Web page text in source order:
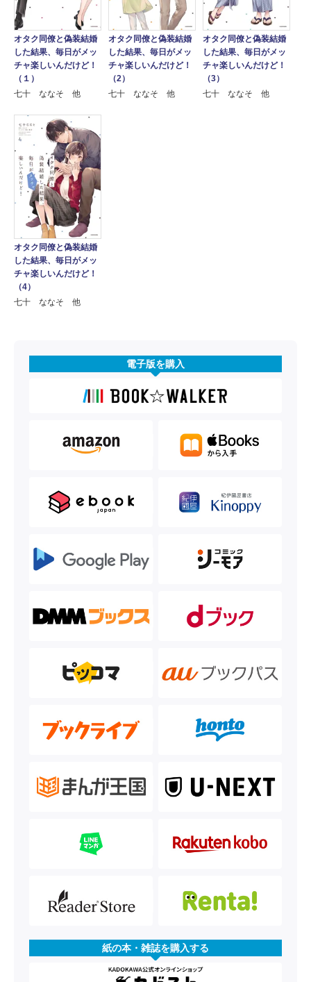
オタク同僚と偽装結婚
した結果、毎日がメッ
チャ楽しいんだけど！
（１）
七十 ななそ 他
オタク同僚と偽装結婚
した結果、毎日がメッ
チャ楽しいんだけど！
（2）
七十 ななそ 他
オタク同僚と偽装結婚
した結果、毎日がメッ
チャ楽しいんだけど！
（3）
七十 ななそ 他
オタク同僚と偽装結婚
した結果、毎日がメッ
チャ楽しいんだけど！
（4）
七十 ななそ 他
電子版を購入
紙の本・雑誌を購入する